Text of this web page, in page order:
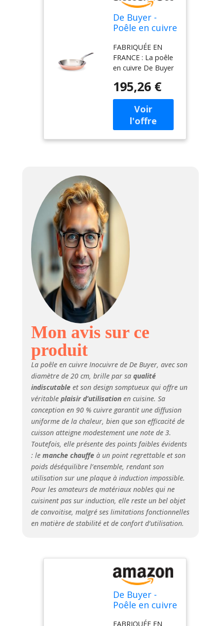
De Buyer -
Poêle en cuivre
Diamètre 20
cm -
FABRIQUÉE EN
FRANCE : La poêle
en cuivre De Buyer
France dans nos
usines vosgiennes.
Très polyvalente, la
poêle De Buyer
INOCUIVRE est
également
iconique.
COMPOSITION : Sa
composition
unique, 90% de
cuivre à l'extérieur
et 10% d'inox AISI
304 à l'intérieur,
offre une
conductibilité
thermique
exceptionnelle du
cuivre pour une
alimentaire et la
inoxydable à
l'intérieur. CUISSON
PARFAITE : Le
cuivre de la poêle
INOCUIVRE De
Buyer assure une
excellente
conductivité
thermique, ce qui
signifie qu'elle
chauffe rapidement
et uniformément,
permettant ainsi
une cuisson
maîtrisée et
efficace. SOURCE
en inox, est
compatible avec
tout feux SAUF
induction.
195,26 €
Mon avis sur ce
produit
La poêle en cuivre Inocuivre de De Buyer, avec son
diamètre de 20 cm, brille par sa qualité
indiscutableet son design somptueux qui offre un
véritable plaisir d’utilisationen cuisine. Sa
conception en 90 % cuivre garantit une diffusion
uniforme de la chaleur, bien que son efficacité de
cuisson atteigne modestement une note de 3.
Toutefois, elle présente des points faibles évidents
: le manche chauffeà un point regrettable et son
poids déséquilibre l’ensemble, rendant son
utilisation sur une plaque à induction impossible.
Pour les amateurs de matériaux nobles qui ne
cuisinent pas sur induction, elle reste un bel objet
de convoitise, malgré ses limitations fonctionnelles
en matière de stabilité et de confort d’utilisation.
De Buyer -
Poêle en cuivre
FABRIQUÉE EN